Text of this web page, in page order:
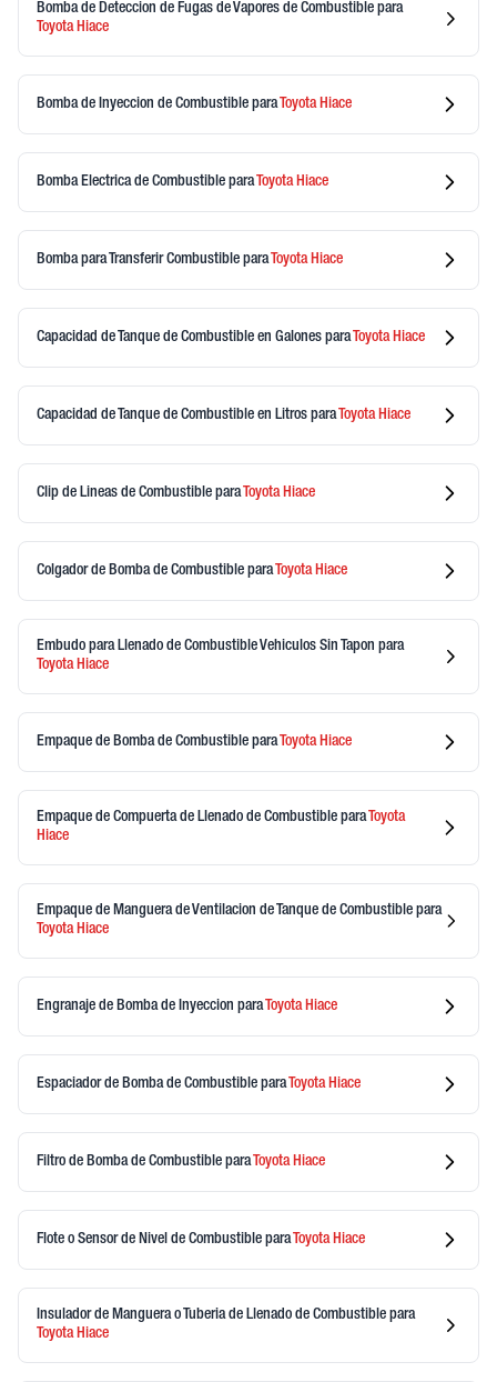
Bomba de Deteccion de Fugas de Vapores de Combustible para
ToyotaHiace
Bomba de Inyeccion de Combustible paraToyotaHiace
Bomba Electrica de Combustible paraToyotaHiace
Bomba para Transferir Combustible paraToyotaHiace
Capacidad de Tanque de Combustible en Galones paraToyotaHiace
Capacidad de Tanque de Combustible en Litros paraToyotaHiace
Clip de Lineas de Combustible paraToyotaHiace
Colgador de Bomba de Combustible paraToyotaHiace
Embudo para Llenado de Combustible Vehiculos Sin Tapon para
ToyotaHiace
Empaque de Bomba de Combustible paraToyotaHiace
Empaque de Compuerta de Llenado de Combustible para Toyota
Hiace
Empaque de Manguera de Ventilacion de Tanque de Combustible para
ToyotaHiace
Engranaje de Bomba de Inyeccion paraToyotaHiace
Espaciador de Bomba de Combustible paraToyotaHiace
Filtro de Bomba de Combustible paraToyotaHiace
Flote o Sensor de Nivel de Combustible paraToyotaHiace
Insulador de Manguera o Tuberia de Llenado de Combustible para
ToyotaHiace